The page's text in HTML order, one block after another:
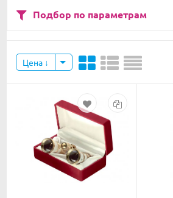
Подбор по параметрам
Цена